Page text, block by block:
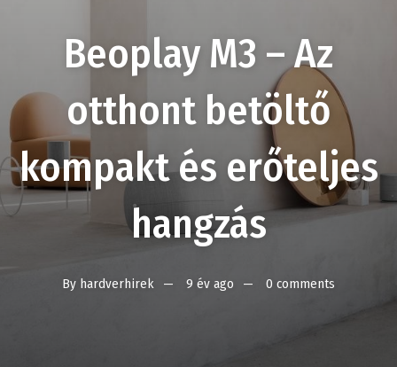
Beoplay M3 – Az
otthont betöltő
kompakt és erőteljes
hangzás
By hardverhirek 9 év ago 0 comments